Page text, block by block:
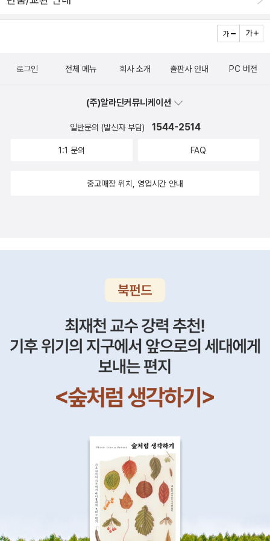
있다는 희망어린 대답을 담고 있는 책이라고 해요. 진정 행복한 나라
들어 갈 수 있을지에 대한 다섯 가지 이야기를 싣고 있는 책. 뉴스만
도 그냥 이러고 있을 수 만은 없고 그냥 되는건 없는 거니까 나도 조금
이죠. 문제집보다 더 많이 공부가 되는 책이 아닐까 싶어요.
로그인 전체 메뉴 회사 소개 출판사 안내 PC 버전
(주)알라딘커뮤니케이션
일반문의 (발신자 부담) 1544-2514
1:1 문의 FAQ
중고매장 위치, 영업시간 안내